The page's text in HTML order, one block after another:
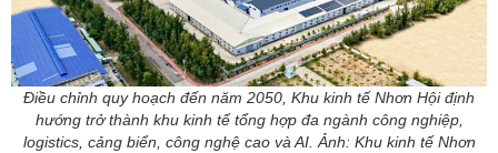
Điều chỉnh quy hoạch đến năm 2050, Khu kinh tế Nhơn Hội định
hướng trở thành khu kinh tế tổng hợp đa ngành công nghiệp,
logistics, cảng biển, công nghệ cao và AI. Ảnh: Khu kinh tế Nhơn